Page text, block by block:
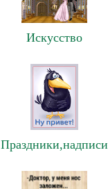
Искусство
Праздники,надписи